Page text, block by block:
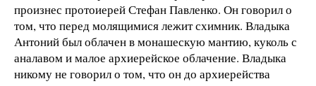
произнес протоиерей Стефан Павленко. Он говорил о
том, что перед молящимися лежит схимник. Владыка
Антоний был облачен в монашескую мантию, куколь с
аналавом и малое архиерейское облачение. Владыка
никому не говорил о том, что он до архиерейства